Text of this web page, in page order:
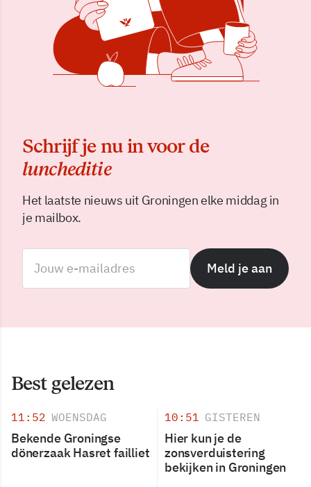
Schrijf je nu in voor de
luncheditie
Het laatste nieuws uit Groningen elke middag in
je mailbox.
Meld je aan
Best gelezen
11:52 WOENSDAG
Bekende Groningse
dönerzaak Hasret failliet
10:51 GISTEREN
Hier kun je de
zonsverduistering
bekijken in Groningen